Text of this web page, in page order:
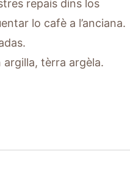
repais dins los
lo cafè a l’anciana.
tèrra argèla.